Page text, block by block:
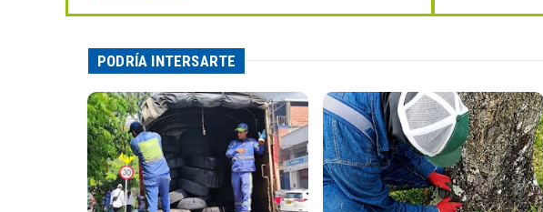
PODRÍA INTERSARTE